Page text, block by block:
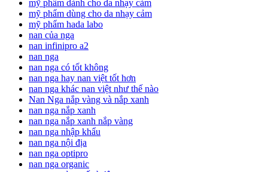
mỹ phẩm dành cho da nhạy cảm
mỹ phẩm dùng cho da nhạy cảm
mỹ phẩm hada labo
nan của nga
nan infinipro a2
nan nga
nan nga có tốt không
nan nga hay nan việt tốt hơn
nan nga khác nan việt như thế nào
Nan Nga nắp vàng và nắp xanh
nan nga nắp xanh
nan nga nắp xanh nắp vàng
nan nga nhập khẩu
nan nga nội địa
nan nga optipro
nan nga organic